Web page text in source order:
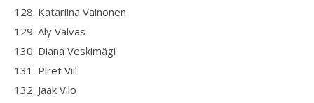
128. Katariina Vainonen
129. Aly Valvas
130. Diana Veskimägi
131. Piret Viil
132. Jaak Vilo